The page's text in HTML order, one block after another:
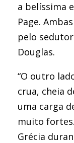
a belíssima
Page.
pelo
Douglas.
“O outro
crua, cheia
uma carga
muito
Grécia